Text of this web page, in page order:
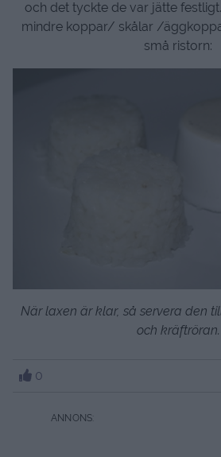
och det tyckte de var jätte
mindre koppar/ skålar /
små ristorn:
När laxen är klar, så servera den
och kräftröran.
0